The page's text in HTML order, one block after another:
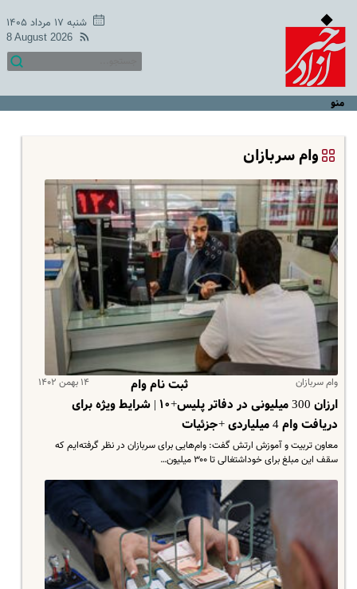
شنبه ۱۷ مرداد ۱۴۰۵
8 August 2026
منو
وام سربازان
وام سربازان ۱۴ بهمن ۱۴۰۲
ثبت نام وام
ارزان 300 میلیونی در دفاتر پلیس+۱۰ | شرایط ویژه برای
دریافت وام 4 میلیاردی +جزئیات
معاون تربیت و آموزش ارتش گفت: وام‌هایی برای سربازان در نظر گرفته‌ایم که
سقف این مبلغ برای خوداشتغالی تا ۳۰۰ میلیون…